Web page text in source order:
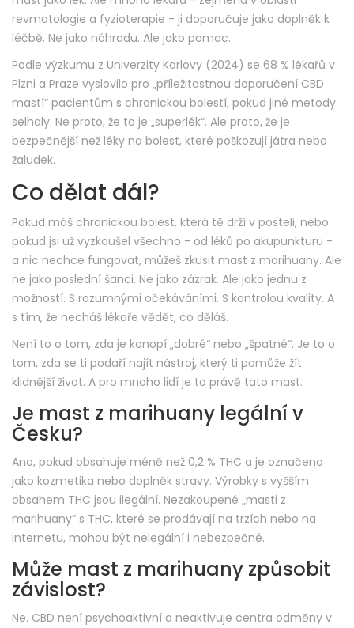
revmatologie a fyzioterapie - ji doporučuje jako doplněk k
léčbě. Ne jako náhradu. Ale jako pomoc.
Podle výzkumu z Univerzity Karlovy (2024) se 68 % lékařů v
Plzni a Praze vyslovilo pro „příležitostnou doporučení CBD
mastí“ pacientům s chronickou bolestí, pokud jiné metody
selhaly. Ne proto, že to je „superlék“. Ale proto, že je
bezpečnější než léky na bolest, které poškozují játra nebo
žaludek.
Co dělat dál?
Pokud máš chronickou bolest, která tě drží v posteli, nebo
pokud jsi už vyzkoušel všechno - od léků po akupunkturu -
a nic nechce fungovat, můžeš zkusit mast z marihuany. Ale
ne jako poslední šanci. Ne jako zázrak. Ale jako jednu z
možností. S rozumnými očekáváními. S kontrolou kvality. A
s tím, že necháš lékaře vědět, co děláš.
Není to o tom, zda je konopí „dobré“ nebo „špatné“. Je to o
tom, zda se ti podaří najít nástroj, který ti pomůže žít
klidnější život. A pro mnoho lidí je to právě tato mast.
Je mast z marihuany legální v
Česku?
Ano, pokud obsahuje méně než 0,2 % THC a je označena
jako kozmetika nebo doplněk stravy. Výrobky s vyšším
obsahem THC jsou ilegální. Nezakoupené „masti z
marihuany“ s THC, které se prodávají na trzích nebo na
internetu, mohou být nelegální i nebezpečné.
Může mast z marihuany způsobit
závislost?
Ne. CBD není psychoaktivní a neaktivuje centra odměny v